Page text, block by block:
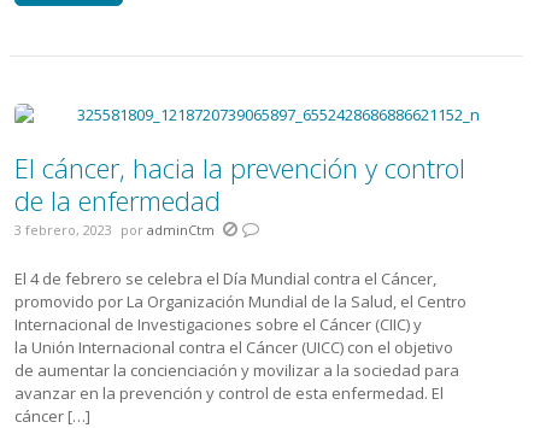
El cáncer, hacia la prevención y control
de la enfermedad
3 febrero, 2023 por adminCtm
El 4 de febrero se celebra el Día Mundial contra el Cáncer,
promovido por La Organización Mundial de la Salud, el Centro
Internacional de Investigaciones sobre el Cáncer (CIIC) y
la Unión Internacional contra el Cáncer (UICC) con el objetivo
de aumentar la concienciación y movilizar a la sociedad para
avanzar en la prevención y control de esta enfermedad. El
cáncer […]